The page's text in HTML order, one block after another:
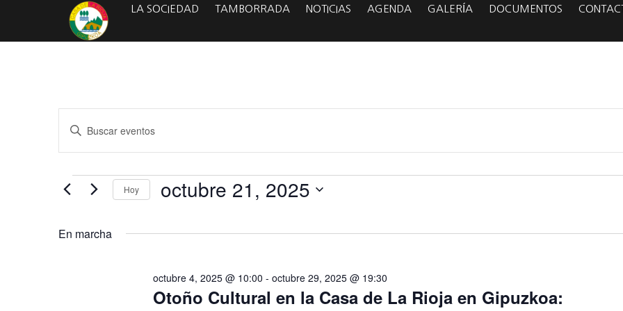
LA SOCIEDAD TAMBORRADA NOTICIAS AGENDA GALERÍA DOCUMENTOS
Navegación
de
búsqueda
y
vistas
Introduce
clave.
Eventos
para Hoy octubre 21, 2025
En marcha
Otoño Cultural en la Casa de La Rioja en Gipuzkoa:
octubre 4, 2025 @ 10:00 - octubre 29, 2025 @ 19:30